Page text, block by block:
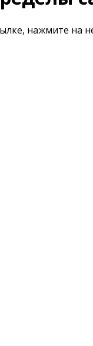
нажмите на